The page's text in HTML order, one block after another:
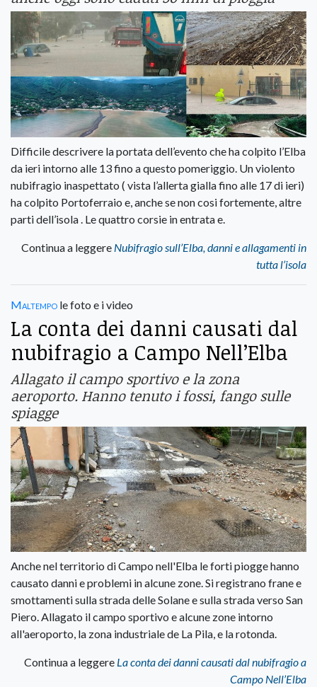
Difficile descrivere la portata dell’evento che ha colpito l’Elba
da ieri intorno alle 13 fino a questo pomeriggio. Un violento
nubifragio inaspettato ( vista l’allerta gialla fino alle 17 di ieri)
ha colpito Portoferraio e, anche se non cosi fortemente, altre
parti dell’isola . Le quattro corsie in entrata e.
Continua a leggere Nubifragio sull’Elba, danni e allagamenti in
tutta l’isola
Maltempo le foto e i video
La conta dei danni causati dal
nubifragio a Campo Nell’Elba
Allagato il campo sportivo e la zona
aeroporto. Hanno tenuto i fossi, fango sulle
spiagge
Anche nel territorio di Campo nell'Elba le forti piogge hanno
causato danni e problemi in alcune zone. Si registrano frane e
smottamenti sulla strada delle Solane e sulla strada verso San
Piero. Allagato il campo sportivo e alcune zone intorno
all'aeroporto, la zona industriale de La Pila, e la rotonda.
Continua a leggere La conta dei danni causati dal nubifragio a
Campo Nell’Elba